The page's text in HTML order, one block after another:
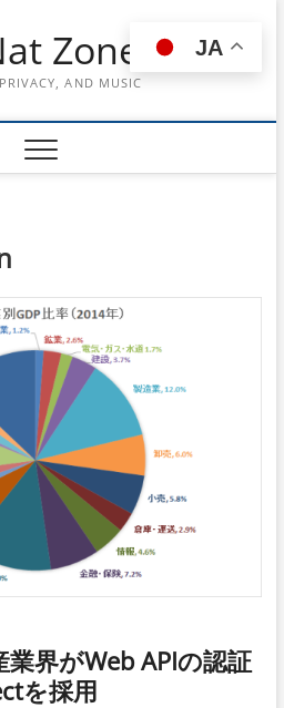
Zone
AND MUSIC
界がWeb APIの認証
を採用
JA